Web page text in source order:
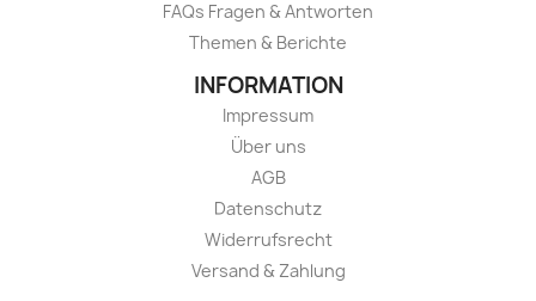
FAQs Fragen & Antworten
Themen & Berichte
INFORMATION
Impressum
Über uns
AGB
Datenschutz
Widerrufsrecht
Versand & Zahlung